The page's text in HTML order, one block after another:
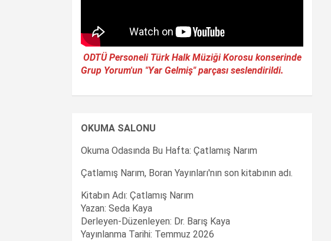
ODTÜ Personeli Türk Halk Müziği Korosu konserinde
Grup Yorum'un "Yar Gelmiş" parçası seslendirildi.
OKUMA SALONU
Okuma Odasında Bu Hafta: Çatlamış Narım
Çatlamış Narım, Boran Yayınları'nın son kitabının adı.
Kitabın Adı: Çatlamış Narım
Yazan: Seda Kaya
Derleyen-Düzenleyen: Dr. Barış Kaya
Yayınlanma Tarihi: Temmuz 2026